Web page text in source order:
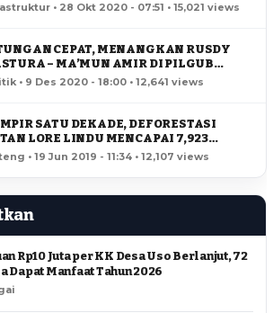
• 28 Okt 2020 - 07:51 • 15,021 views
CEPAT, MENANGKAN RUSDY
– MA’MUN AMIR DI PILGUB
• 9 Des 2020 - 18:00 • 12,641 views
SATU DEKADE, DEFORESTASI
LORE LINDU MENCAPAI 7,923
• 19 Jun 2019 - 11:34 • 12,107 views
Rp10 Juta per KK Desa Uso Berlanjut, 72
Dapat Manfaat Tahun 2026